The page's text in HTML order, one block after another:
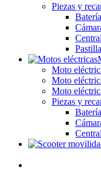
Piezas y
Moto
Moto
Moto
Piezas y